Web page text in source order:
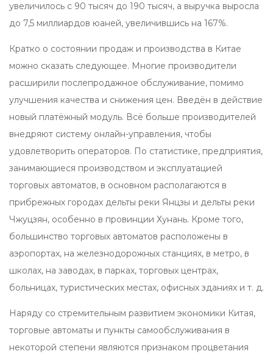
увеличилось с 90 тысяч до 190 тысяч, а выручка выросла
до 7,5 миллиардов юаней, увеличившись на 167%.
Кратко о состоянии продаж и производства в Китае
можно сказать следующее. Многие производители
расширили послепродажное обслуживание, помимо
улучшения качества и снижения цен. Введён в действие
новый платёжный модуль. Всё больше производителей
внедряют систему онлайн-управления, чтобы
удовлетворить операторов. По статистике, предприятия,
занимающиеся производством и эксплуатацией
торговых автоматов, в основном располагаются в
прибрежных городах дельты реки Янцзы и дельты реки
Чжуцзян, особенно в провинции Хунань. Кроме того,
большинство торговых автоматов расположены в
аэропортах, на железнодорожных станциях, в метро, в
школах, на заводах, в парках, торговых центрах,
больницах, туристических местах, офисных зданиях и т. д.
Наряду со стремительным развитием экономики Китая,
торговые автоматы и пункты самообслуживания в
некоторой степени являются признаком процветания